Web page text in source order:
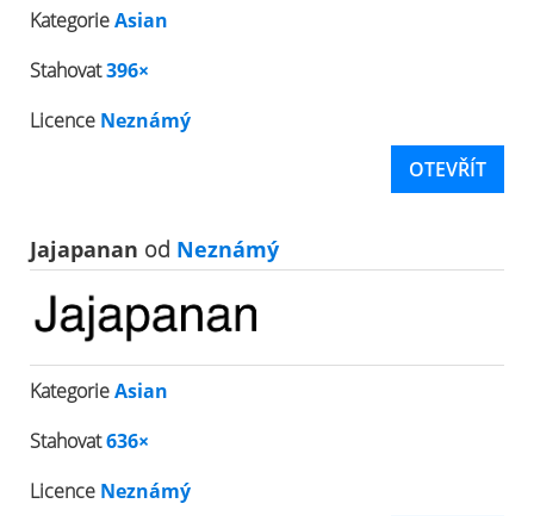
KategorieAsian
Stahovat396×
Licence Neznámý
OTEVŘÍT
Jajapanan od Neznámý
KategorieAsian
Stahovat636×
Licence Neznámý